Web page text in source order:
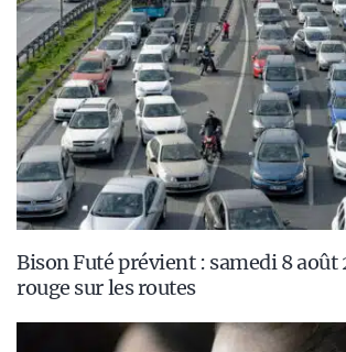
Bison Futé prévient : samedi 8 août
rouge sur les routes